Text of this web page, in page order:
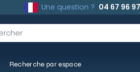
Une question ? 04 67 96
Recherche par espace